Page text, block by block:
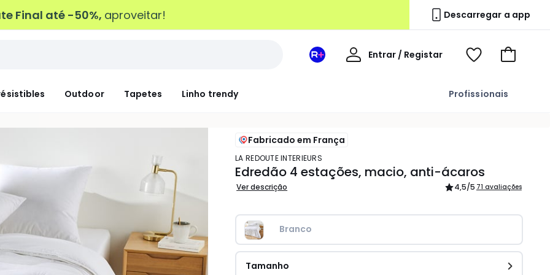
Final até -50%, aproveitar! Descarregar a app
Outdoor Tapetes Linho trendy Profissionais
Espaço
Entrar / Registar
Voir
Ir
carrinho
Fabricado em França
LA REDOUTE INTERIEURS
Edredão 4 estações, macio, anti-ácaros
Ver descrição 4,5/5 71 avaliações
Branco
Tamanho